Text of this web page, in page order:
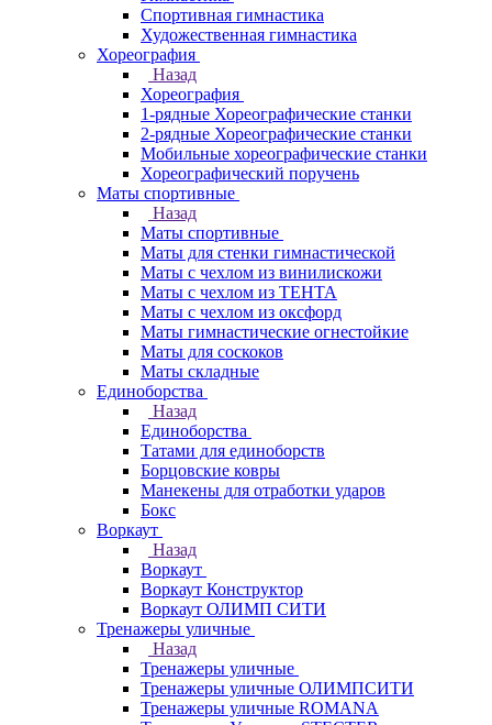
Спортивная гимнастика
Художественная гимнастика
Хореография
Назад
Хореография
1-рядные Хореографические станки
2-рядные Хореографические станки
Мобильные хореографические станки
Хореографический поручень
Маты спортивные
Назад
Маты спортивные
Маты для стенки гимнастической
Маты с чехлом из винилискожи
Маты с чехлом из ТЕНТА
Маты с чехлом из оксфорд
Маты гимнастические огнестойкие
Маты для соскоков
Маты складные
Единоборства
Назад
Единоборства
Татами для единоборств
Борцовские ковры
Манекены для отработки ударов
Бокс
Воркаут
Назад
Воркаут
Воркаут Конструктор
Воркаут ОЛИМП СИТИ
Тренажеры уличные
Назад
Тренажеры уличные
Тренажеры уличные ОЛИМПСИТИ
Тренажеры уличные ROMANA